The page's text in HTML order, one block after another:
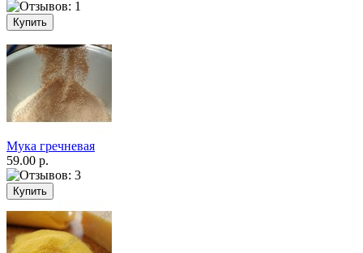
Мука гречневая
59.00 р.